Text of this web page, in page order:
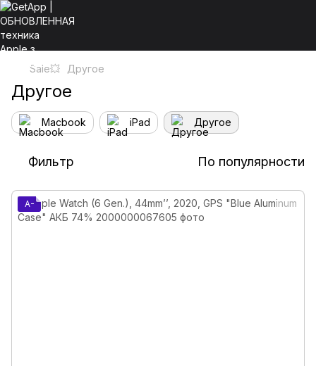
Sale💥 Другое
Другое
Macbook iPad Другое
Фильтр По популярности
A-